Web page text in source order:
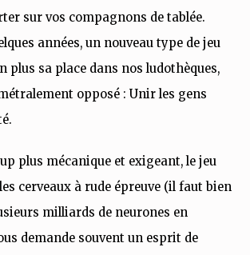
sur vos compagnons de tablée.
années, un nouveau type de jeu
plus sa place dans nos ludothèques,
opposé : Unir les gens
plus mécanique et exigeant, le jeu
cerveaux à rude épreuve (il faut bien
milliards de neurones en
demande souvent un esprit de